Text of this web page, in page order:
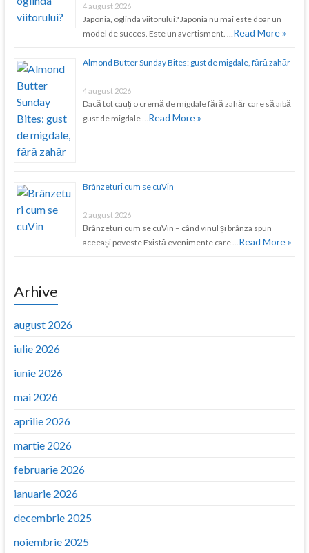
4 august 2026
Japonia, oglinda viitorului? Japonia nu mai este doar un
model de succes. Este un avertisment. …Read More »
Almond Butter Sunday Bites: gust de migdale, fără zahăr
4 august 2026
Dacă tot cauți o cremă de migdale fără zahăr care să aibă
gust de migdale …Read More »
Brânzeturi cum se cuVin
2 august 2026
Brânzeturi cum se cuVin – când vinul și brânza spun
aceeași poveste Există evenimente care …Read More »
Arhive
august 2026
iulie 2026
iunie 2026
mai 2026
aprilie 2026
martie 2026
februarie 2026
ianuarie 2026
decembrie 2025
noiembrie 2025